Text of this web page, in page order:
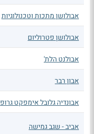
אבולושן מתכות וטכנולוגיות
אבולושן פטרוליום
אבולנט הלת'
אבון רבר
אבונדיה גלובל אימפקט גרופ
אביב - שגב גמישה